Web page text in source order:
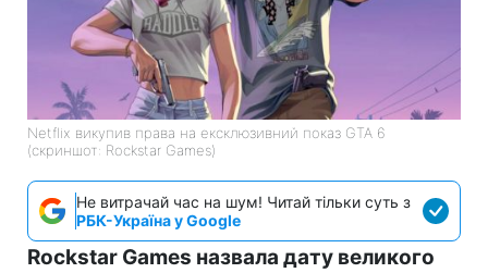
Netflix викупив права на ексклюзивний показ GTA 6
(скриншот: Rockstar Games)
Не витрачай час на шум! Читай тільки суть з
РБК-Україна у Google
Rockstar Games назвала дату великого